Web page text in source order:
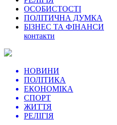
ОСОБИСТОСТІ
ПОЛІТИЧНА ДУМКА
БІЗНЕС ТА ФІНАНСИ
контакти
НОВИНИ
ПОЛІТИКА
ЕКОНОМІКА
СПОРТ
ЖИТТЯ
РЕЛІГІЯ